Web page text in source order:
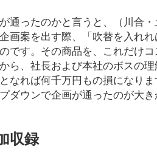
通ったのかと言うと、（川合
画案を出す際、「吹替を入れ
です。その商品を、これだけ
ら、社長および本社のボスの
なれば何千万円もの損になり
ダウンで企画が通ったのが大
収録